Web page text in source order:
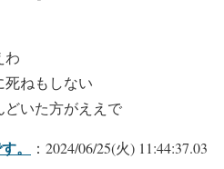
わ
死ねもしない
どいた方がええで
。
：2024/06/25(火) 11:44:37.03